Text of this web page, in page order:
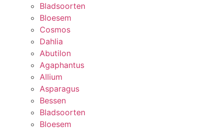
Bladsoorten
Bloesem
Cosmos
Dahlia
Abutilon
Agaphantus
Allium
Asparagus
Bessen
Bladsoorten
Bloesem